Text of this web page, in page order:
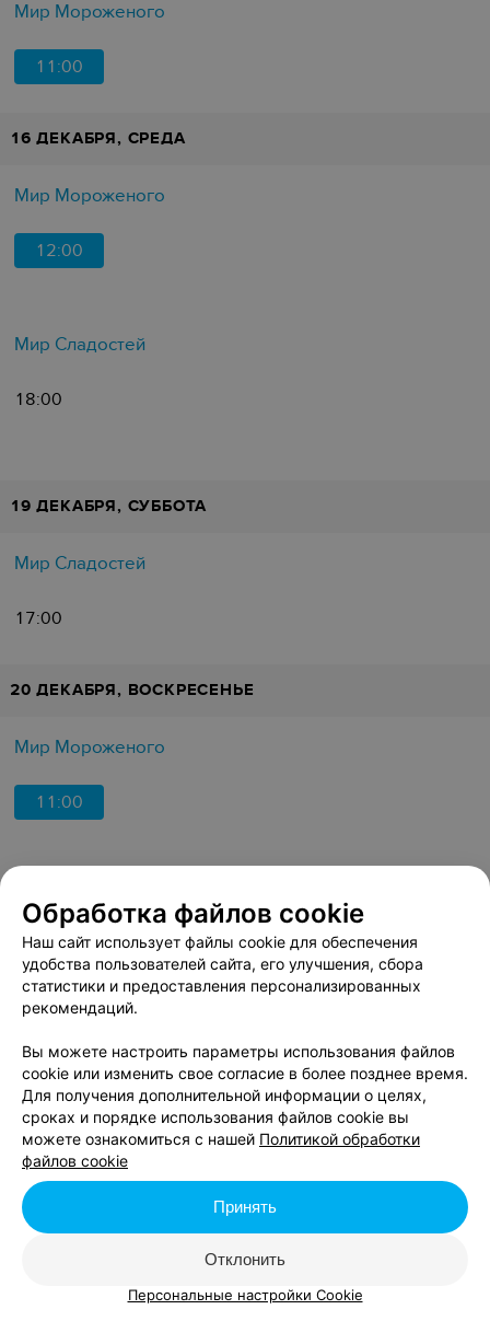
Мир Мороженого
11:00
16 ДЕКАБРЯ, СРЕДА
Мир Мороженого
12:00
Мир Сладостей
18:00
19 ДЕКАБРЯ, СУББОТА
Мир Сладостей
17:00
20 ДЕКАБРЯ, ВОСКРЕСЕНЬЕ
Мир Мороженого
11:00
23 ДЕКАБРЯ, СРЕДА
Мир Мороженого
12:00
Мир Сладостей
18:00
Мир Сладостей
Обработка файлов cookie
Наш сайт использует файлы cookie для обеспечения
удобства пользователей сайта, его улучшения, сбора
статистики и предоставления персонализированных
рекомендаций.
Вы можете настроить параметры использования файлов
cookie или изменить свое согласие в более позднее время.
Для получения дополнительной информации о целях,
сроках и порядке использования файлов cookie вы
можете ознакомиться с нашей Политикой обработки
файлов cookie
Отклонить
Принять
Персональные настройки Cookie